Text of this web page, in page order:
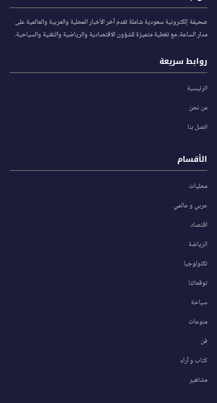
صحيفة إلكترونية سعودية شاملة تقدم آخر الأخبار المحلية والعربية والعالمية على
مدار الساعة، مع تغطية متميزة للشؤون الاقتصادية والرياضية والتقنية والسياحية.
روابط سريعة
الرئيسية
من نحن
اتصل بنا
الأقسام
محليات
عربي و عالمي
اقتصاد
الرياضة
تكنولوجيا
توقعاتنا
سياحة
منوعات
فن
كتاب و آراء
مشاهير